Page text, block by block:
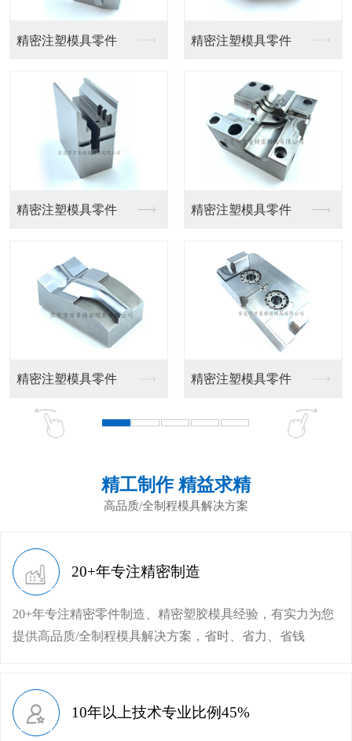
精工制作 精益求精
高品质/全制程模具解决方案
20+年专注精密制造
20+年专注精密零件制造、精密塑胶模具经验，有实力为您
提供高品质/全制程模具解决方案，省时、省力、省钱
10年以上技术专业比例45%